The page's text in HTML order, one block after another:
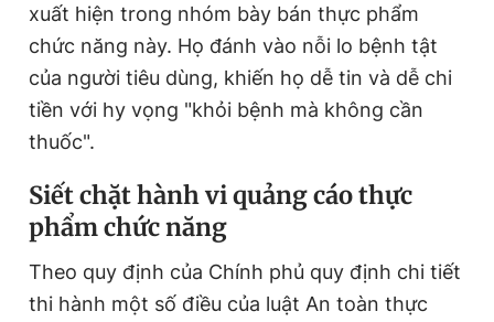
xuất hiện trong nhóm bày bán thực phẩm
chức năng này. Họ đánh vào nỗi lo bệnh tật
của người tiêu dùng, khiến họ dễ tin và dễ chi
tiền với hy vọng "khỏi bệnh mà không cần
thuốc".
Siết chặt hành vi quảng cáo thực
phẩm chức năng
Theo quy định của Chính phủ quy định chi tiết
thi hành một số điều của luật An toàn thực